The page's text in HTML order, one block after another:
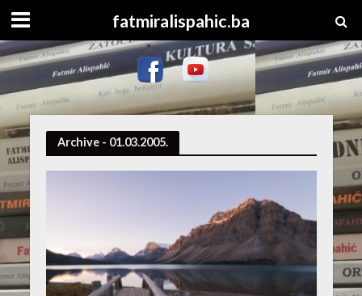
fatmiralispahic.ba
Archive - 01.03.2005.